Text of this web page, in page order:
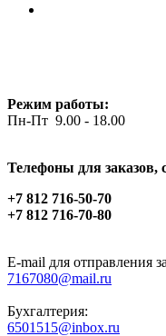
Режим работы:
Пн-Пт 9.00 - 18.00
Телефоны для заказов,
+7 812 716-50-70
+7 812 716-70-80
E-mail для отправления
7167080@mail.ru
Бухгалтерия:
6501515@inbox.ru